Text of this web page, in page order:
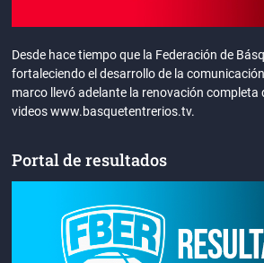
Desde hace tiempo que la Federación de
fortaleciendo el desarrollo de la
marco llevó adelante la renovación completa
videos www.basquetentrerios.tv.
Portal de resultados